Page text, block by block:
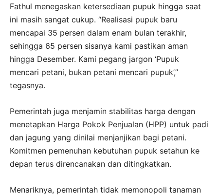
Fathul menegaskan ketersediaan pupuk hingga saat
ini masih sangat cukup. “Realisasi pupuk baru
mencapai 35 persen dalam enam bulan terakhir,
sehingga 65 persen sisanya kami pastikan aman
hingga Desember. Kami pegang jargon ‘Pupuk
mencari petani, bukan petani mencari pupuk’,”
tegasnya.
Pemerintah juga menjamin stabilitas harga dengan
menetapkan Harga Pokok Penjualan (HPP) untuk padi
dan jagung yang dinilai menjanjikan bagi petani.
Komitmen pemenuhan kebutuhan pupuk setahun ke
depan terus direncanakan dan ditingkatkan.
Menariknya, pemerintah tidak memonopoli tanaman